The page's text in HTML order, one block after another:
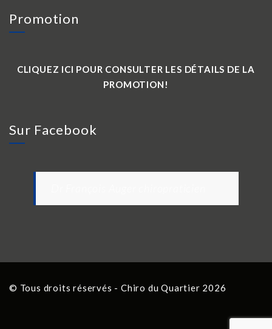
Promotion
CLIQUEZ ICI POUR CONSULTER LES DÉTAILS DE LA
PROMOTION!
Sur Facebook
© Tous droits réservés - Chiro du Quartier 2026